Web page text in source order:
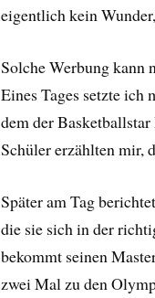
eigentlich kein
Solche Werbung kann
Eines Tages setzte ich
dem der
Schüler erzählten mir,
Später am Tag
die sie sich in der
bekommt seinen
zwei Mal zu den